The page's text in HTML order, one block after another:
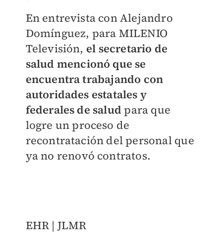
En entrevista con Alejandro
Domínguez, para MILENIO
Televisión, el secretario de
salud mencionó que se
encuentra trabajando con
autoridades estatales y
federales de salud para que
logre un proceso de
recontratación del personal que
ya no renovó contratos.
EHR | JLMR